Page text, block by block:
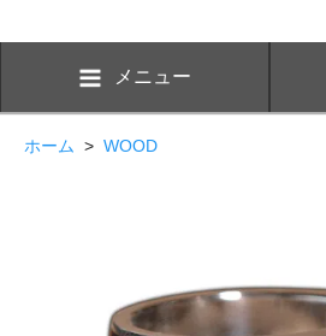
メニュー
ホーム > WOOD